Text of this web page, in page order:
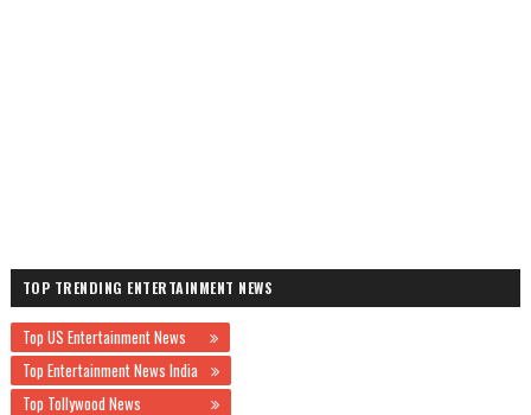
TOP TRENDING ENTERTAINMENT NEWS
Top US Entertainment News
Top Entertainment News India
Top Tollywood News